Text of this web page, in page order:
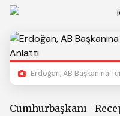
Erdoğan, AB Başkanına
Cumhurbaşkanı